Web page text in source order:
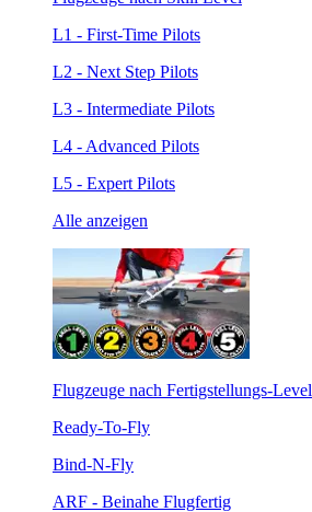
L1 - First-Time Pilots
L2 - Next Step Pilots
L3 - Intermediate Pilots
L4 - Advanced Pilots
L5 - Expert Pilots
Alle anzeigen
Flugzeuge nach Fertigstellungs-Level
Ready-To-Fly
Bind-N-Fly
ARF - Beinahe Flugfertig